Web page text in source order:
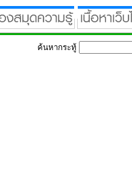
ค้นหากระทู้